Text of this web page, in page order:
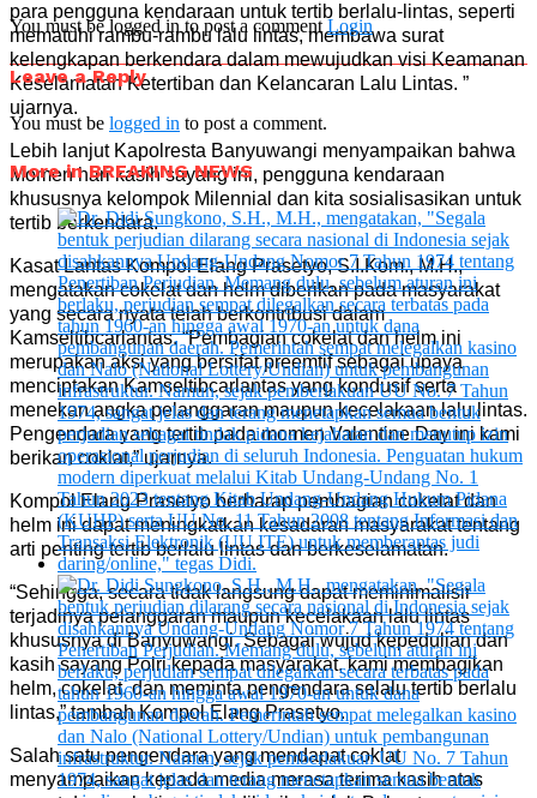
para pengguna kendaraan untuk tertib berlalu-lintas, seperti
mematuhi rambu-rambu lalu lintas, membawa surat
kelengkapan berkendara dalam mewujudkan visi Keamanan
Keselamatan Ketertiban dan Kelancaran Lalu Lintas. ”
ujarnya.
Lebih lanjut Kapolresta Banyuwangi menyampaikan bahwa
Momen hari kasih sayang ini, pengguna kendaraan
khususnya kelompok Milennial dan kita sosialisasikan untuk
tertib berkendara.
Kasat Lantas Kompol Elang Prasetyo, S.I.Kom., M.H.,
mengatakan cokelat dan helm diberikan pada masyarakat
yang secara nyata telah berkontribusi dalam
Kamseltibcarlantas. “Pembagian cokelat dan helm ini
merupakan aksi yang bersifat preemtif sebagai upaya
menciptakan Kamseltibcarlantas yang kondusif serta
menekan angka pelanggaran maupun kecelakaan lalu lintas.
Pengendara yang tertib pada momen Valentine Day ini kami
berikan coklat,” ujarnya.
Kompol Elang Prasetyo berharap pembagian cokelat dan
helm ini dapat meningkatkan kesadaran masyarakat tentang
arti penting tertib berlalu lintas dan berkeselamatan.
“Sehingga, secara tidak langsung dapat meminimalisir
terjadinya pelanggaran maupun kecelakaan lalu lintas
khususnya di Banyuwangi. Sebagai wujud kepedulian dan
kasih sayang Polri kepada masyarakat, kami membagikan
helm, cokelat, dan meminta pengendara selalu tertib berlalu
lintas,” tambah Kompol Elang Prasetyo.
Salah satu pengendara yang mendapat coklat
menyampaikan kepada media merasa terima kasih atas
You must be logged in to post a comment Login
Leave a Reply
You must be logged in to post a comment.
More in BREAKING NEWS